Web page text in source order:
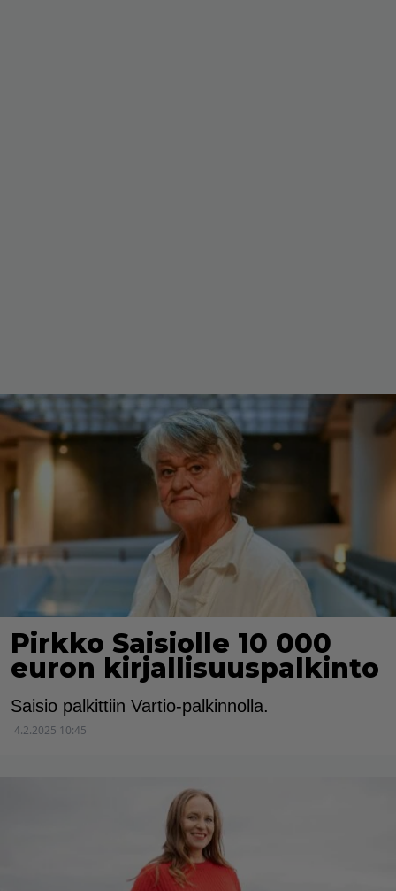
Pirkko Saisiolle 10 000
euron kirjallisuuspalkinto
Saisio palkittiin Vartio-palkinnolla.
4.2.2025 10:45